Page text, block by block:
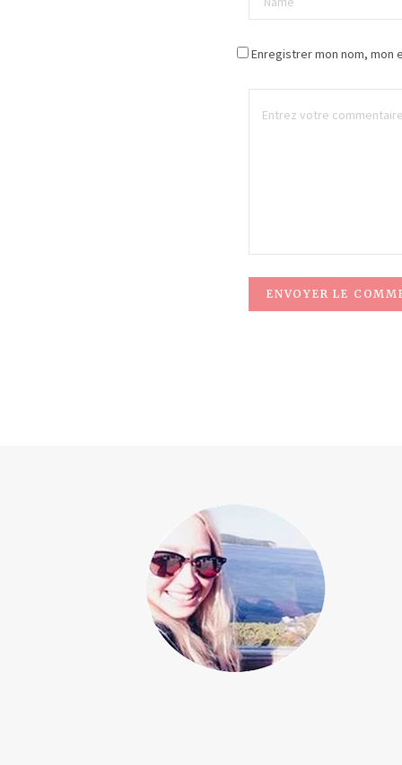
Enregistrer mon nom, mon